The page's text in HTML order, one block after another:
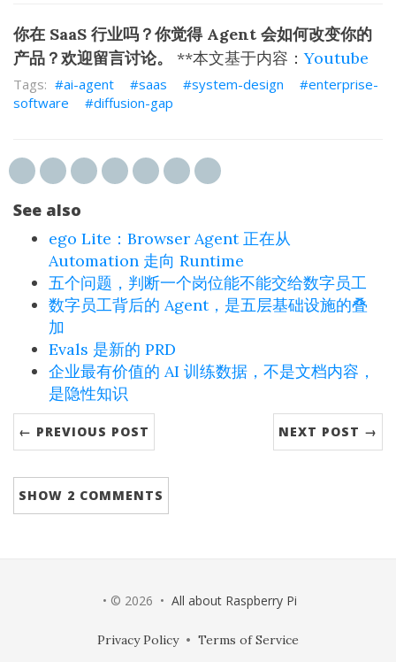
你在 SaaS 行业吗？你觉得 Agent 会如何改变你的
产品？欢迎留言讨论。
**本文基于内容：Youtube
ai-agent saas system-design
enterprise-
software
diffusion-gap
See also
ego Lite：Browser Agent 正在从
Automation 走向 Runtime
五个问题，判断一个岗位能不能交给数字员工
数字员工背后的 Agent，是五层基础设施的叠
加
Evals 是新的 PRD
企业最有价值的 AI 训练数据，不是文档内容，
是隐性知识
← PREVIOUS POST NEXT POST →
SHOW 2 COMMENTS
• © 2026 • All about Raspberry Pi
Privacy Policy• Terms of Service